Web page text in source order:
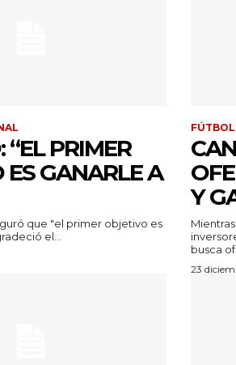
“EL PRIMER
GANARLE A
que "el primer objetivo es
el...
Y
busca
23